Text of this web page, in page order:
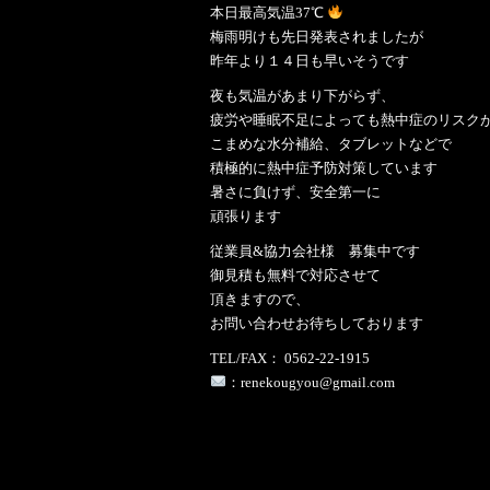
本日最高気温37℃
梅雨明けも先日発表されましたが
昨年より１４日も早いそうです
夜も気温があまり下がらず、
疲労や睡眠不足によっても熱中症のリスク
こまめな水分補給、タブレットなどで
積極的に熱中症予防対策しています
暑さに負けず、安全第一に
頑張ります
従業員&協力会社様 募集中です
御見積も無料で対応させて
頂きますので、
お問い合わせお待ちしております
TEL/FAX： 0562-22-1915
：renekougyou@gmail.com